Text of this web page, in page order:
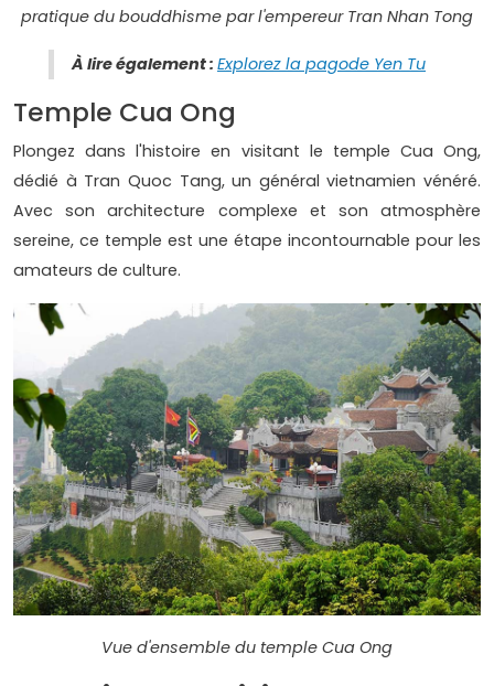
pratique du bouddhisme par l'empereur Tran Nhan Tong
À lire également : Explorez la pagode Yen Tu
Temple Cua Ong
Plongez dans l'histoire en visitant le temple Cua Ong,
dédié à Tran Quoc Tang, un général vietnamien vénéré.
Avec son architecture complexe et son atmosphère
sereine, ce temple est une étape incontournable pour les
amateurs de culture.
Vue d'ensemble du temple Cua Ong